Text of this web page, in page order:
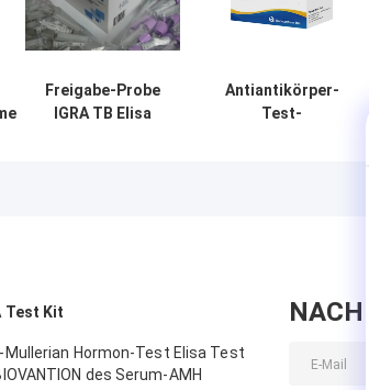
Freigabe-Probe
IGRA TB Elisa
Antiantikörper-
Test-
Test Kit
Mullerian Hormon-Test Elisa Test
des Serum-AMH